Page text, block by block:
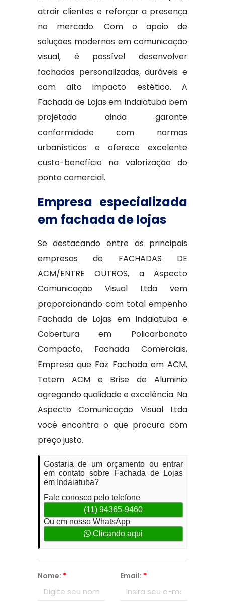
atrair clientes e reforçar a presença
no mercado. Com o apoio de
soluções modernas em comunicação
visual, é possível desenvolver
fachadas personalizadas, duráveis e
com alto impacto estético. A
Fachada de Lojas em Indaiatuba bem
projetada ainda garante
conformidade com normas
urbanísticas e oferece excelente
custo-benefício na valorização do
ponto comercial.
Empresa especializada
em fachada de lojas
Se destacando entre as principais
empresas de FACHADAS DE
ACM/ENTRE OUTROS, a Aspecto
Comunicação Visual Ltda vem
proporcionando com total empenho
Fachada de Lojas em Indaiatuba e
Cobertura em Policarbonato
Compacto, Fachada Comerciais,
Empresa que Faz Fachada em ACM,
Totem ACM e Brise de Aluminio
agregando qualidade e excelência. Na
Aspecto Comunicação Visual Ltda
você encontra o que procura com
preço justo.
Gostaria de um orçamento ou entrar
em contato sobre Fachada de Lojas
em Indaiatuba?
Fale conosco pelo telefone
(11) 94365-9460
Ou em nosso WhatsApp
Clicando aqui
Nome: * Email: *